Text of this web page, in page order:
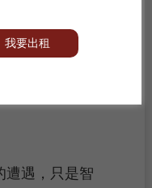
个行业跟地区
遭遇，只是智
我要出租